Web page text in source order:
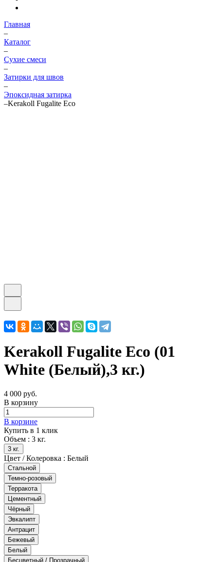
Главная
–
Каталог
–
Сухие смеси
–
Затирки для швов
–
Эпоксидная затирка
–Kerakoll Fugalite Eco
Kerakoll Fugalite Eco (01
White (Белый),3 кг.)
4 000 руб.
В корзину
В корзине
Купить в 1 клик
Объем : 3 кг.
3 кг.
Цвет / Колеровка : Белый
Стальной
Темно-розовый
Терракота
Цементный
Чёрный
Эвкалипт
Антрацит
Бежевый
Белый
Бесцветный / Прозрачный